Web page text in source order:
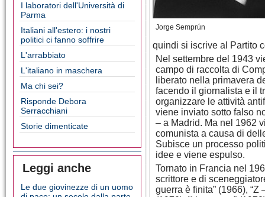
I laboratori dell'Università di
Parma
Italiani all'estero: i nostri
politici ci fanno soffrire
L'arrabbiato
L'italiano in maschera
Ma chi sei?
Risponde Debora
Serracchiani
Storie dimenticate
Leggi anche
Le due giovinezze di un uomo
Jorge Semprún
quindi si iscrive al Partito
Nel settembre del 1943
campo di raccolta di
liberato nella primavera
facendo il giornalista e il
organizzare le attività
viene inviato sotto falso
– a Madrid. Ma nel 1962
comunista a causa di
Subisce un processo
idee e viene espulso.
Tornato in Francia nel
scrittore e di
guerra è finita” (1966), “Z